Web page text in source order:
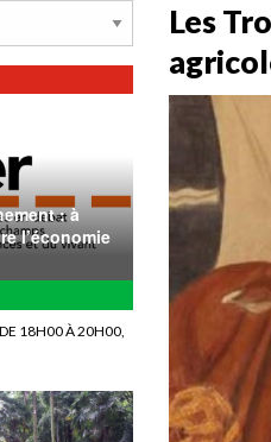
Les
: à
l’économie
18H00 À 20H00,